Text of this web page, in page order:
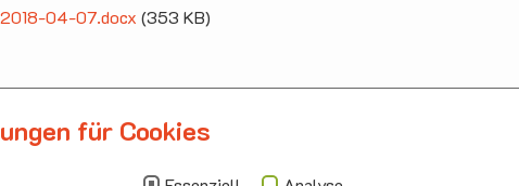
04-07.docx (353 KB)
für Cookies